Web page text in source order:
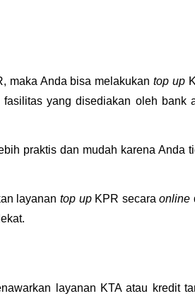
maka Anda bisa melakukan top up
yang disediakan oleh bank
praktis dan mudah karena Anda
layanan top up KPR secara online
layanan KTA atau kredit